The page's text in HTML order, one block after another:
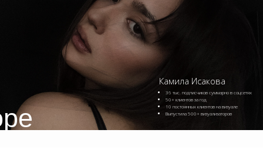
36 тыс. подписчиков суммарно в соцсетях
50+ клиентов за год
10 постоянных клиентов на визуале
Выпустила 500+ визуализаторов
Камила Исакова